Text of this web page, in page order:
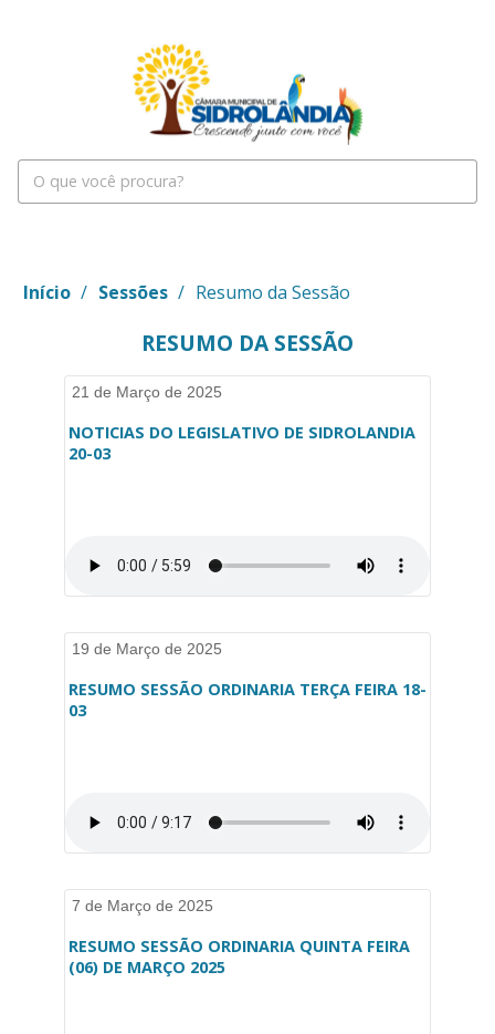
Início / Sessões / Resumo da Sessão
RESUMO DA SESSÃO
21 de Março de 2025
NOTICIAS DO LEGISLATIVO DE SIDROLANDIA
20-03
19 de Março de 2025
RESUMO SESSÃO ORDINARIA TERÇA FEIRA 18-
03
7 de Março de 2025
RESUMO SESSÃO ORDINARIA QUINTA FEIRA
(06) DE MARÇO 2025